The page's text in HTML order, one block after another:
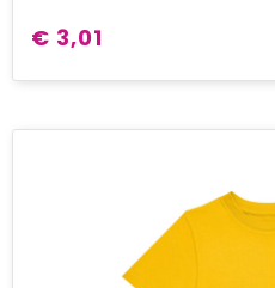
€ 3,01